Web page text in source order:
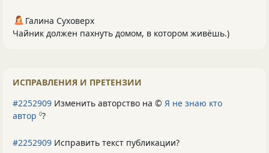
Галина Суховерх
Чайник должен пахнуть домом, в котором живёшь.)
ИСПРАВЛЕНИЯ И ПРЕТЕНЗИИ
#2252909 Изменить авторство на © Я не знаю кто
автор 0?
#2252909 Исправить текст публикации?